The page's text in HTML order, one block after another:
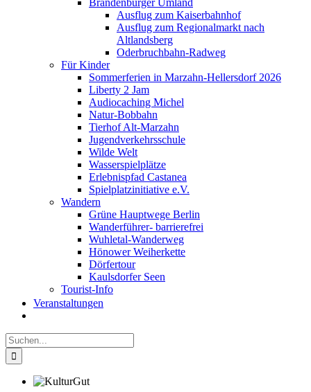
Brandenburger Umland
Ausflug zum Kaiserbahnhof
Ausflug zum Regionalmarkt nach
Altlandsberg
Oderbruchbahn-Radweg
Für Kinder
Sommerferien in Marzahn-Hellersdorf 2026
Liberty 2 Jam
Audiocaching Michel
Natur-Bobbahn
Tierhof Alt-Marzahn
Jugendverkehrsschule
Wilde Welt
Wasserspielplätze
Erlebnispfad Castanea
Spielplatzinitiative e.V.
Wandern
Grüne Hauptwege Berlin
Wanderführer- barrierefrei
Wuhletal-Wanderweg
Hönower Weiherkette
Dörfertour
Kaulsdorfer Seen
Tourist-Info
Veranstaltungen
Suche
nach: